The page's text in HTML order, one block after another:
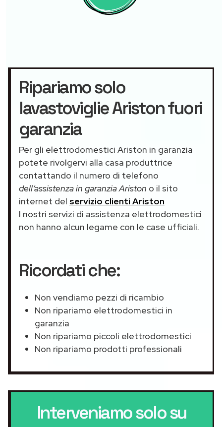
Ripariamo solo
lavastoviglie Ariston fuori
garanzia
Per gli elettrodomestici Ariston in garanzia
potete rivolgervi alla casa produttrice
contattando il numero di telefono
dell’assistenza in garanzia Ariston o il sito
internet del servizio clienti Ariston
I nostri servizi di assistenza elettrodomestici
non hanno alcun legame con le case ufficiali.
Ricordati che:
Non vendiamo pezzi di ricambio
Non ripariamo elettrodomestici in
garanzia
Non ripariamo piccoli elettrodomestici
Non ripariamo prodotti professionali
Interveniamo solo su